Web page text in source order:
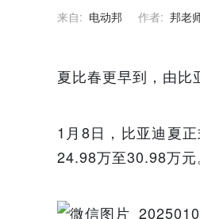
来自: 电动邦 作者: 邦老
夏比春更早到，由比
1月8日，比亚迪夏
24.98万至30.98万元